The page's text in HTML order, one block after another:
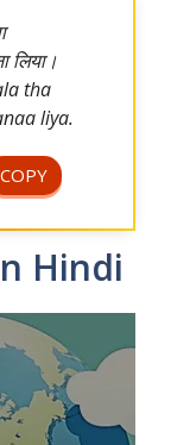
लिया।
tha
liya.
Hindi